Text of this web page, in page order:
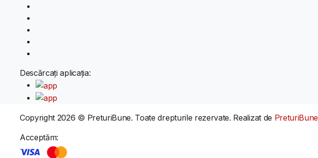
Descărcați aplicația:
Copyright 2026 © PreturiBune. Toate drepturile rezervate. Realizat de PreturiBune
Acceptăm: